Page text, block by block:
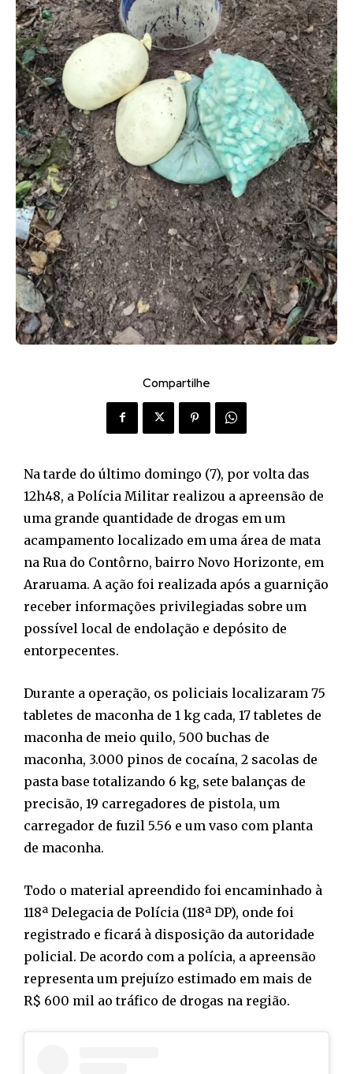
Compartilhe
Na tarde do último domingo (7), por volta das
12h48, a Polícia Militar realizou a apreensão de
uma grande quantidade de drogas em um
acampamento localizado em uma área de mata
na Rua do Contôrno, bairro Novo Horizonte, em
Araruama. A ação foi realizada após a guarnição
receber informações privilegiadas sobre um
possível local de endolação e depósito de
entorpecentes.
Durante a operação, os policiais localizaram 75
tabletes de maconha de 1 kg cada, 17 tabletes de
maconha de meio quilo, 500 buchas de
maconha, 3.000 pinos de cocaína, 2 sacolas de
pasta base totalizando 6 kg, sete balanças de
precisão, 19 carregadores de pistola, um
carregador de fuzil 5.56 e um vaso com planta
de maconha.
Todo o material apreendido foi encaminhado à
118ª Delegacia de Polícia (118ª DP), onde foi
registrado e ficará à disposição da autoridade
policial. De acordo com a polícia, a apreensão
representa um prejuízo estimado em mais de
R$ 600 mil ao tráfico de drogas na região.